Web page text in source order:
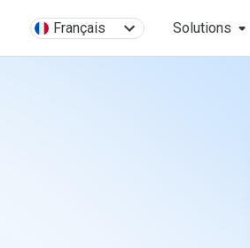
Français Solutions